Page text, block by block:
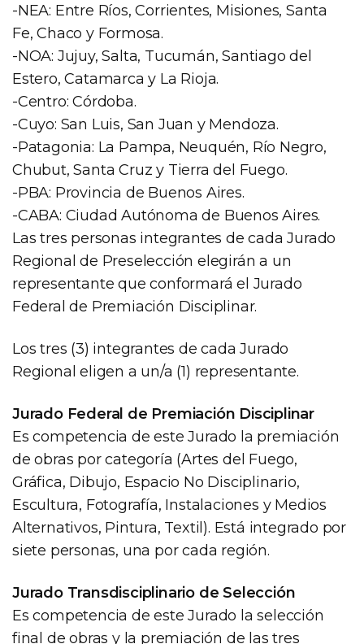
-NEA: Entre Ríos, Corrientes, Misiones, Santa
Fe, Chaco y Formosa.
-NOA: Jujuy, Salta, Tucumán, Santiago del
Estero, Catamarca y La Rioja.
-Centro: Córdoba.
-Cuyo: San Luis, San Juan y Mendoza.
-Patagonia: La Pampa, Neuquén, Río Negro,
Chubut, Santa Cruz y Tierra del Fuego.
-PBA: Provincia de Buenos Aires.
-CABA: Ciudad Autónoma de Buenos Aires.
Las tres personas integrantes de cada Jurado
Regional de Preselección elegirán a un
representante que conformará el Jurado
Federal de Premiación Disciplinar.
Los tres (3) integrantes de cada Jurado
Regional eligen a un/a (1) representante.
Jurado Federal de Premiación Disciplinar
Es competencia de este Jurado la premiación
de obras por categoría (Artes del Fuego,
Gráfica, Dibujo, Espacio No Disciplinario,
Escultura, Fotografía, Instalaciones y Medios
Alternativos, Pintura, Textil). Está integrado por
siete personas, una por cada región.
Jurado Transdisciplinario de Selección
Es competencia de este Jurado la selección
final de obras y la premiación de las tres